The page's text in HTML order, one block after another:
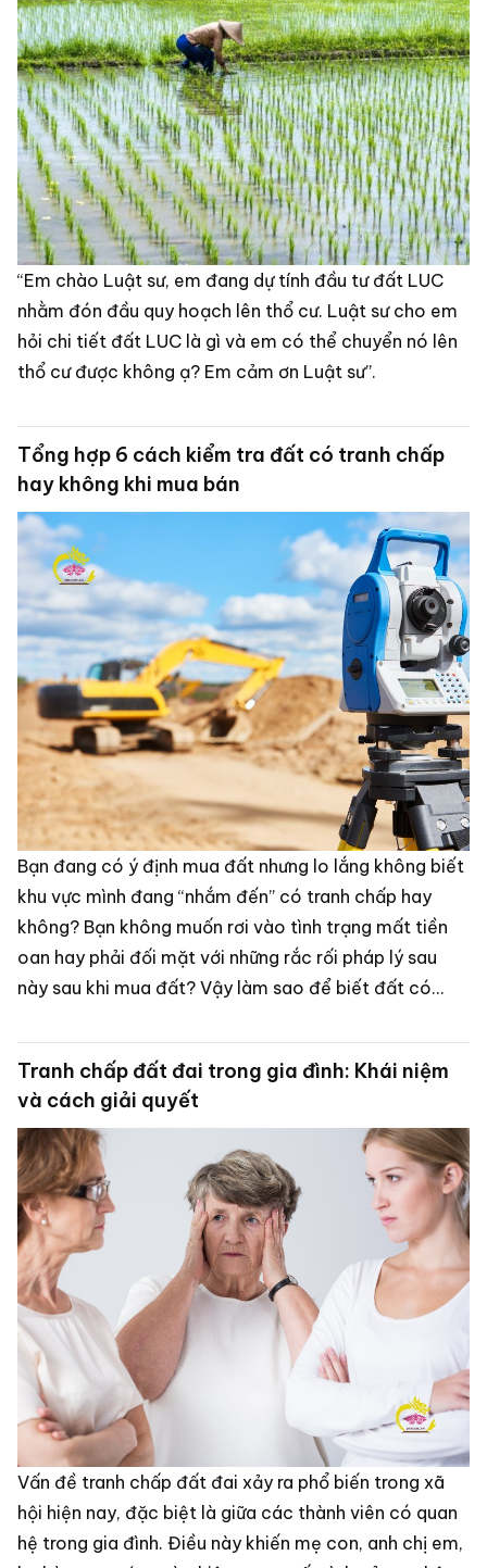
“Em chào Luật sư, em đang dự tính đầu tư đất LUC
nhằm đón đầu quy hoạch lên thổ cư. Luật sư cho em
hỏi chi tiết đất LUC là gì và em có thể chuyển nó lên
thổ cư được không ạ? Em cảm ơn Luật sư”.
Tổng hợp 6 cách kiểm tra đất có tranh chấp
hay không khi mua bán
Bạn đang có ý định mua đất nhưng lo lắng không biết
khu vực mình đang “nhắm đến” có tranh chấp hay
không? Bạn không muốn rơi vào tình trạng mất tiền
oan hay phải đối mặt với những rắc rối pháp lý sau
này sau khi mua đất? Vậy làm sao để biết đất có
tra hữu hiệu và nhanh chóng nhất của Luật Dragon.
Tranh chấp đất đai trong gia đình: Khái niệm
và cách giải quyết
Vấn đề tranh chấp đất đai xảy ra phổ biến trong xã
hội hiện nay, đặc biệt là giữa các thành viên có quan
hệ trong gia đình. Điều này khiến mẹ con, anh chị em,